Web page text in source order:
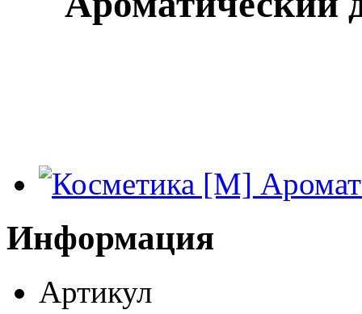
Информация
Артикул